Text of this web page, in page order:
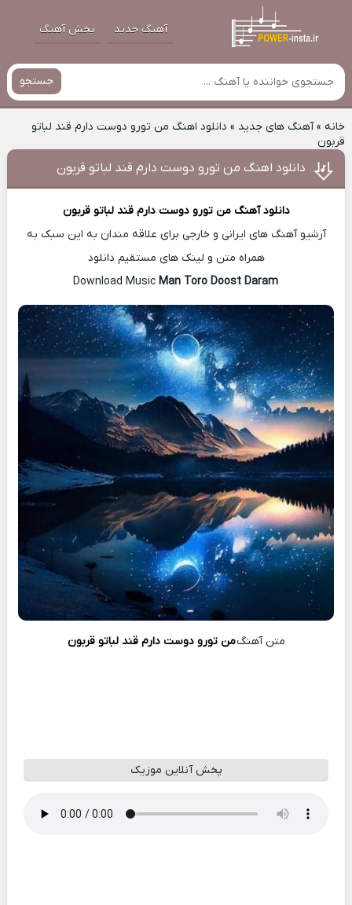
آهنگ جدید پخش آهنگ
جستجو
خانه»آهنگ های جدید » دانلود اهنگ من تورو دوست دارم قند لباتو
قربون
دانلود اهنگ من تورو دوست دارم قند لباتو قربون
دانلود آهنگ من تورو دوست دارم قند لباتو قربون
آرشیو آهنگ های ایرانی و خارجی برای علاقه مندان به این سبک به
همراه متن و لینک های مستقیم دانلود
Man Toro Doost Daram
متن آهنگمن تورو دوست دارم قند لباتو قربون
پخش آنلاین موزیک